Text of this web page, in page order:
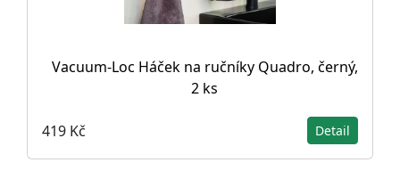
Vacuum-Loc Háček na ručníky Quadro, černý,
2 ks
419 Kč Detail